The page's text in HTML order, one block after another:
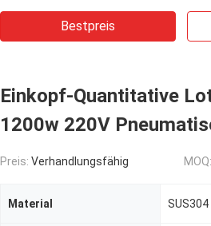
Bestpreis
Einkopf-Quantitative
1200w 220V
Preis: Verhandlungsfähig MOQ:
Material SUS304